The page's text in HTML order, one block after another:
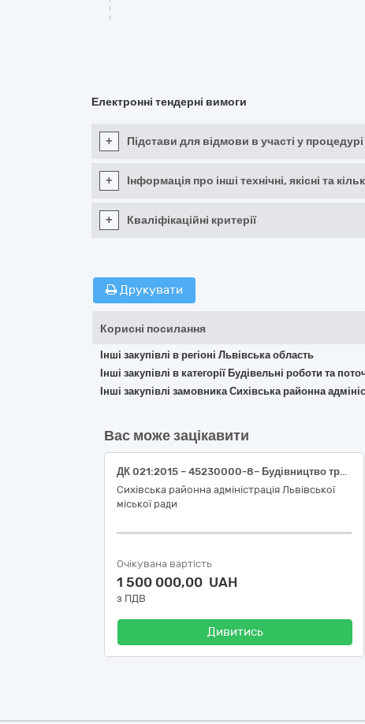
Електронні тендерні вимоги
+ Підстави для відмови в участі у процедурі
+ Інформація про інші технічні, якісні та
+ Кваліфікаційні критерії
Друкувати
Корисні посилання
Інші закупівлі в регіоні Львівська область
Інші закупівлі в категорії Будівельні роботи та
Інші закупівлі замовника Сихівська районна
Вас може зацікавити
ДК 021:2015 – 45230000-8– Будівництво трубопроводів, ліній зв’язку та електропередач, шосе, доріг, аеродромів і залізничних доріг; вирівнювання поверхонь – Послуги з поточного ремонту вулично-дорожньої мережі на території Сихівського району м.Львова
Сихівська районна адміністрація Львівської
міської ради
Очікувана вартість
1 500 000,00 UAH
з ПДВ
Дивитись